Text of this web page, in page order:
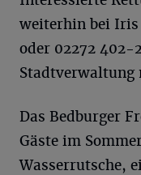
weiterhin bei Iris
oder 02272 402-
Stadtverwaltung
Das Bedburger
Gäste im
Wasserrutsche,